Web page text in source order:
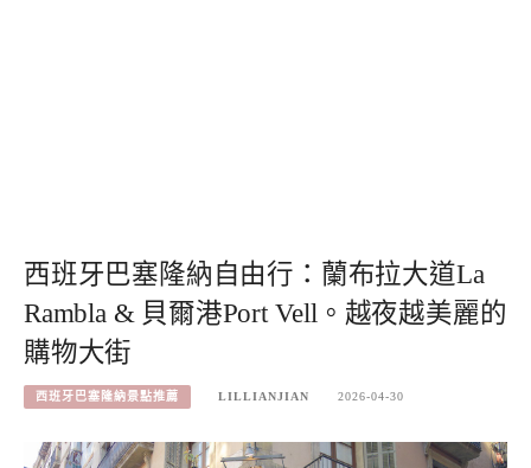
西班牙巴塞隆納自由行：蘭布拉大道La
Rambla & 貝爾港Port Vell。越夜越美麗的
購物大街
西班牙巴塞隆納景點推薦 LILLIANJIAN 2026-04-30